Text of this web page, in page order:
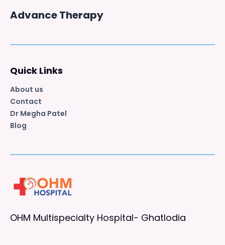
Advance Therapy
Quick Links
About us
Contact
Dr Megha Patel
Blog
OHM Multispecialty Hospital- Ghatlodia